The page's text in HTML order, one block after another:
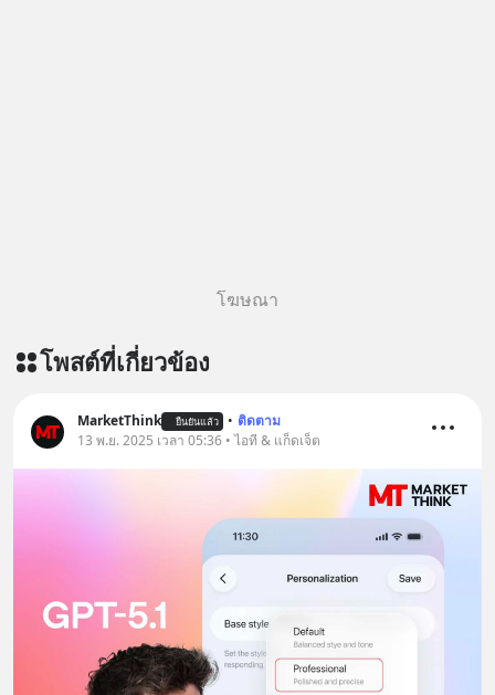
โฆษณา
โพสต์ที่เกี่ยวข้อง
MarketThink ยืนยันแล้ว • ติดตาม
13 พ.ย. 2025 เวลา 05:36 • ไอที & แก็ดเจ็ต